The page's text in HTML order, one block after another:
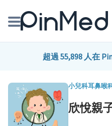
線上預約醫師、院所
醫師專欄專訪
健康主題館
超過 55,898 人在
小兒科耳鼻喉
欣悅親